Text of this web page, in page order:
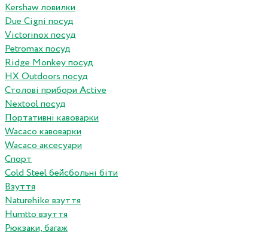
Kershaw ловилки
Due Cigni посуд
Victorinox посуд
Petromax посуд
Ridge Monkey посуд
HX Outdoors посуд
Столові прибори Active
Nextool посуд
Портативні кавоварки
Wacaco кавоварки
Wacaco аксесуари
Спорт
Cold Steel бейсбольні біти
Взуття
Naturehike взуття
Humtto взуття
Рюкзаки, багаж